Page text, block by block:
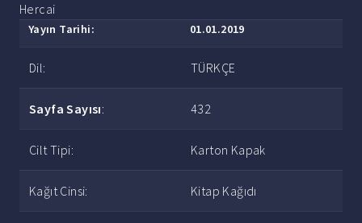
Hercai
Yayın Tarihi: 01.01.2019
Dil: TÜRKÇE
Sayfa Sayısı: 432
Cilt Tipi: Karton Kapak
Kağıt Cinsi: Kitap Kağıdı